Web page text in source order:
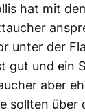
hat mit
unter der
gut und ein
aber
sollten über